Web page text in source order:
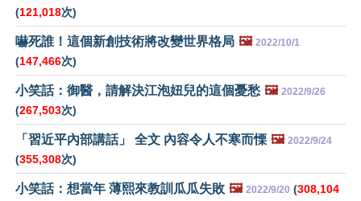
(121,018次)
嚇死誰！這個新創技術將改變世界格局 🖼️ 2022/10/1
(147,466次)
小笑話：御醫，請解決江泡妞兒的這個憂愁 🖼️ 2022/9/26
(267,503次)
「習近平內部講話」 全文 內容令人不寒而慄 🖼️ 2022/9/24
(355,308次)
小笑話：想當年 薄熙來教訓瓜瓜失敗 🖼️ 2022/9/20 (308,104